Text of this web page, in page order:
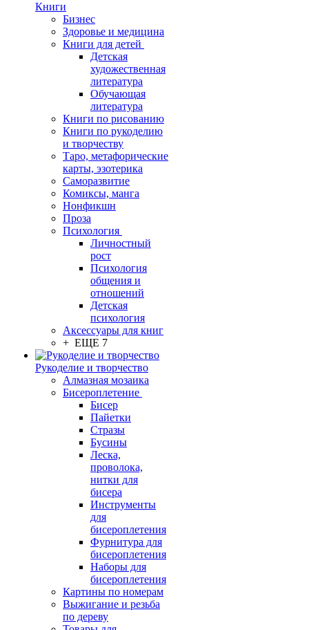
Книги
Бизнес
Здоровье и медицина
Книги для детей
Детская
художественная
литература
Обучающая
литература
Книги по рисованию
Книги по рукоделию
и творчеству
Таро, метафорические
карты, эзотерика
Саморазвитие
Комиксы, манга
Нонфикшн
Проза
Психология
Личностный
рост
Психология
общения и
отношений
Детская
психология
Аксессуары для книг
+ ЕЩЕ 7
Рукоделие и творчество
Алмазная мозаика
Бисероплетение
Бисер
Пайетки
Стразы
Бусины
Леска,
проволока,
нитки для
бисера
Инструменты
для
бисероплетения
Фурнитура для
бисероплетения
Наборы для
бисероплетения
Картины по номерам
Выжигание и резьба
по дереву